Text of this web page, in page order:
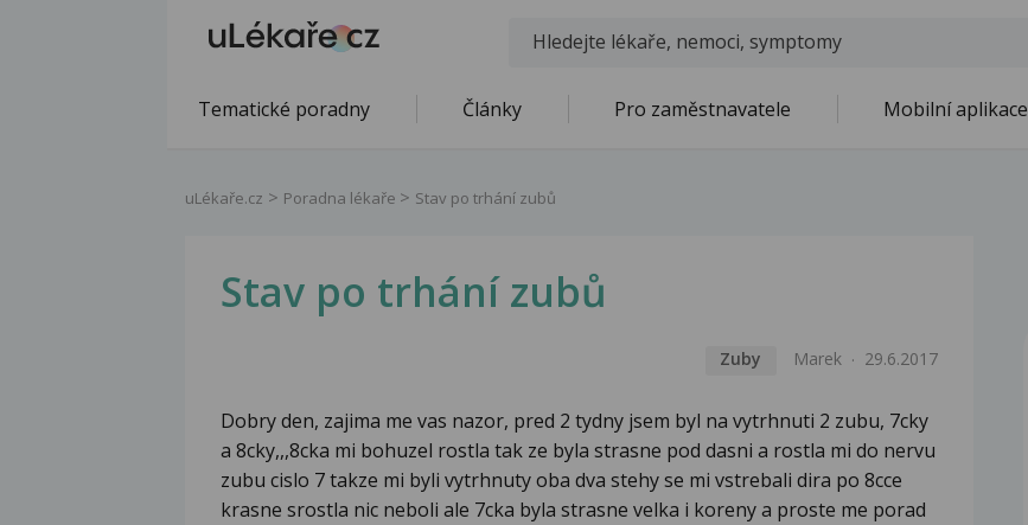
Tematické poradny Články Pro zaměstnavatele Mobilní aplikace
uLékaře.cz Poradna lékaře Stav po trhání zubů
Stav po trhání zubů
Zuby Marek 29.6.2017
Dobry den, zajima me vas nazor, pred 2 tydny jsem byl na vytrhnuti 2 zubu, 7cky
a 8cky,,,8cka mi bohuzel rostla tak ze byla strasne pod dasni a rostla mi do nervu
zubu cislo 7 takze mi byli vytrhnuty oba dva stehy se mi vstrebali dira po 8cce
krasne srostla nic neboli ale 7cka byla strasne velka i koreny a proste me porad